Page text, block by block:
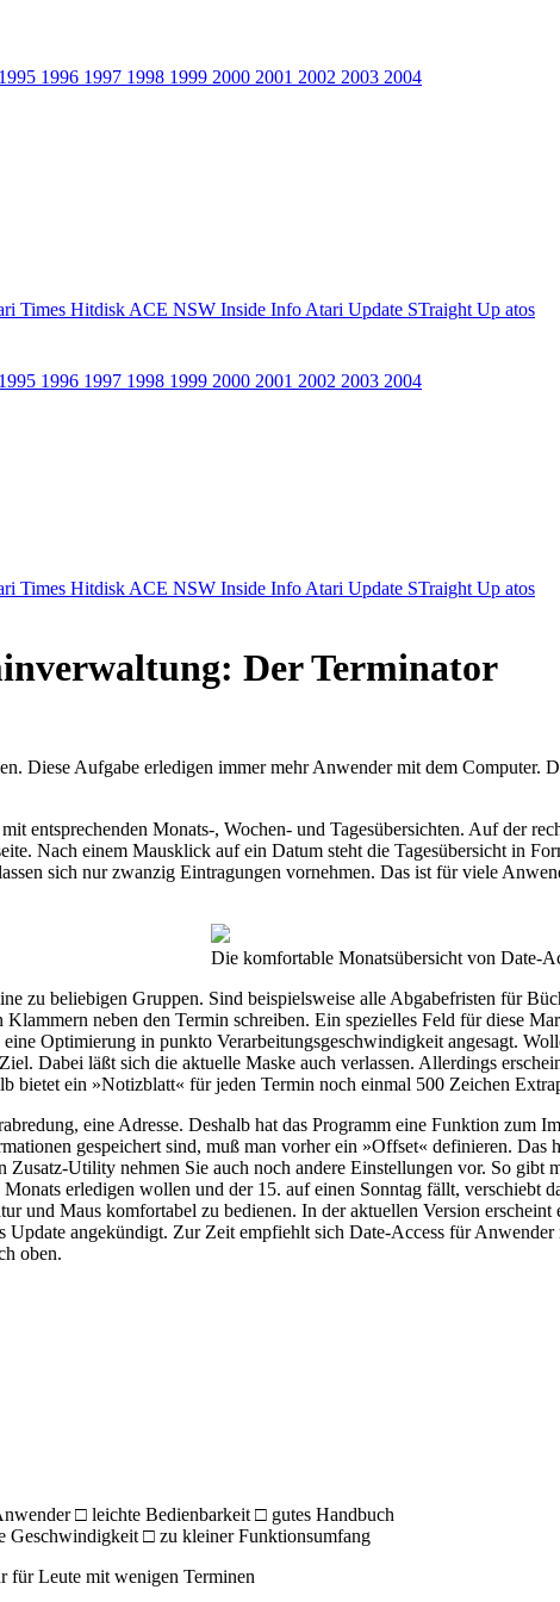
1995 1996 1997 1998 1999 2000 2001 2002 2003 2004
Times Hitdisk ACE NSW Inside Info Atari Update STraight Up atos
1995 1996 1997 1998 1999 2000 2001 2002 2003 2004
Times Hitdisk ACE NSW Inside Info Atari Update STraight Up atos
Der Terminator
Diese Aufgabe erledigen immer mehr Anwender mit dem Computer.
entsprechenden Monats-, Wochen- und Tagesübersichten. Auf der
Nach einem Mausklick auf ein Datum steht die Tagesübersicht in
sich nur zwanzig Eintragungen vornehmen. Das ist für viele
Die komfortable Monatsübersicht von Date-
zu beliebigen Gruppen. Sind beispielsweise alle Abgabefristen für
Klammern neben den Termin schreiben. Ein spezielles Feld für diese
Optimierung in punkto Verarbeitungsgeschwindigkeit angesagt.
Dabei läßt sich die aktuelle Maske auch verlassen. Allerdings
bietet ein »Notizblatt« für jeden Termin noch einmal 500 Zeichen
eine Adresse. Deshalb hat das Programm eine Funktion zum
gespeichert sind, muß man vorher ein »Offset« definieren.
Utility nehmen Sie auch noch andere Einstellungen vor. So gibt
erledigen wollen und der 15. auf einen Sonntag fällt,
und Maus komfortabel zu bedienen. In der aktuellen Version
Update angekündigt. Zur Zeit empfiehlt sich Date-Access für
oben.
□ leichte Bedienbarkeit □ gutes Handbuch
Geschwindigkeit □ zu kleiner Funktionsumfang
für Leute mit wenigen Terminen